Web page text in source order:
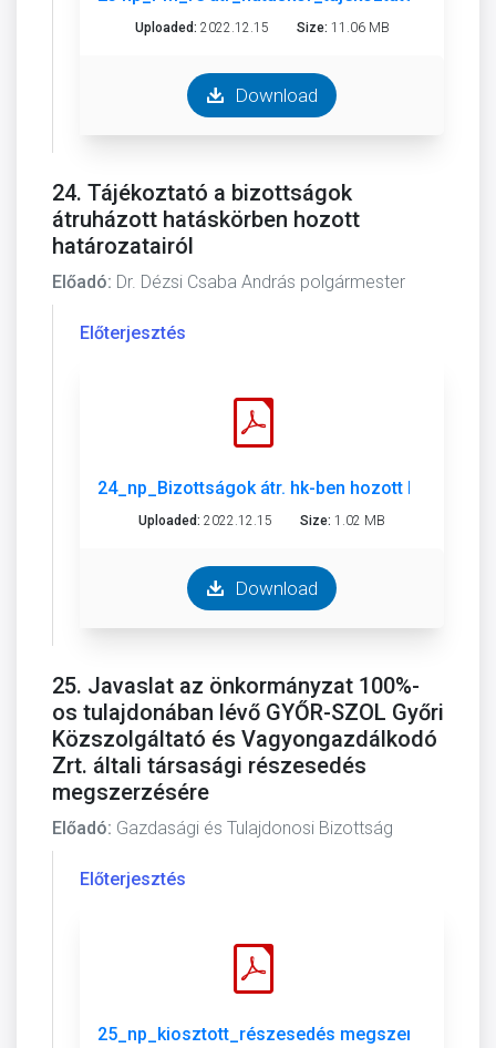
Uploaded: 2022.12.15 Size: 11.06 MB
Download
24. Tájékoztató a bizottságok
átruházott hatáskörben hozott
határozatairól
Előadó: Dr. Dézsi Csaba András polgármester
Előterjesztés
24_np_Bizottságok átr. hk-ben hozott
Uploaded: 2022.12.15 Size: 1.02 MB
Download
25. Javaslat az önkormányzat 100%-
os tulajdonában lévő GYŐR-SZOL Győri
Közszolgáltató és Vagyongazdálkodó
Zrt. általi társasági részesedés
megszerzésére
Előadó: Gazdasági és Tulajdonosi Bizottság
Előterjesztés
25_np_kiosztott_részesedés megszerzése.pdf